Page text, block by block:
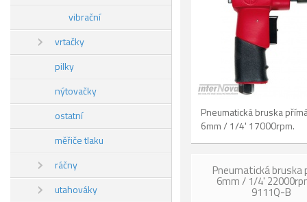
vibrační
vrtačky
pilky
nýtovačky
ostatní
měřiče tlaku
ráčny
utahováky
Pneumatická bruska
6mm / 1/4' 17000rpm.
Pneumatická bruska
6mm / 1/4'
9111Q-B